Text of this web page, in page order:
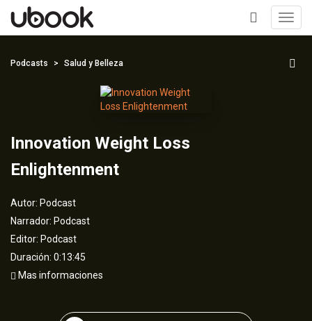
+
Podcasts Salud y Belleza
Innovation Weight Loss
Enlightenment
Autor: Podcast
Narrador: Podcast
Editor: Podcast
Duración: 0:13:45
Mas informaciones